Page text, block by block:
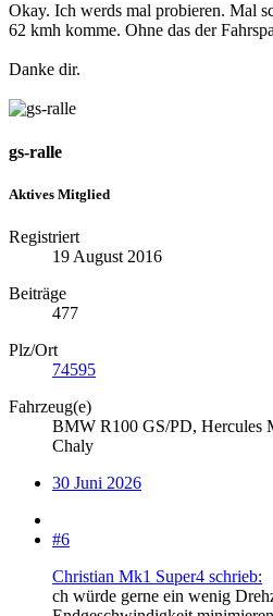
Okay. Ich werds mal probieren. Mal
62 kmh komme. Ohne das der
Danke dir.
gs-ralle
Aktives Mitglied
Registriert
19 August 2016
Beiträge
477
Plz/Ort
74595
Fahrzeug(e)
BMW R100 GS/PD, Hercules
Chaly
30 Juni 2026
#6
Christian Mk1 Super4 schrieb:
ch würde gerne ein wenig